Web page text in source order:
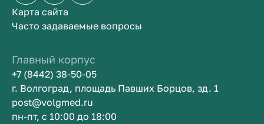
Карта сайта
Часто задаваемые вопросы
Главный корпус
+7 (8442) 38-50-05
г. Волгоград, площадь Павших Борцов, зд. 1
post@volgmed.ru
пн-пт, с 10:00 до 18:00